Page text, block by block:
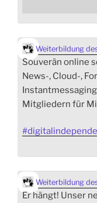
Weiterbildung
Souverän online
News-, Cloud-,
Mitgliedern für
#
Weiterbildung
Er hängt! Unser